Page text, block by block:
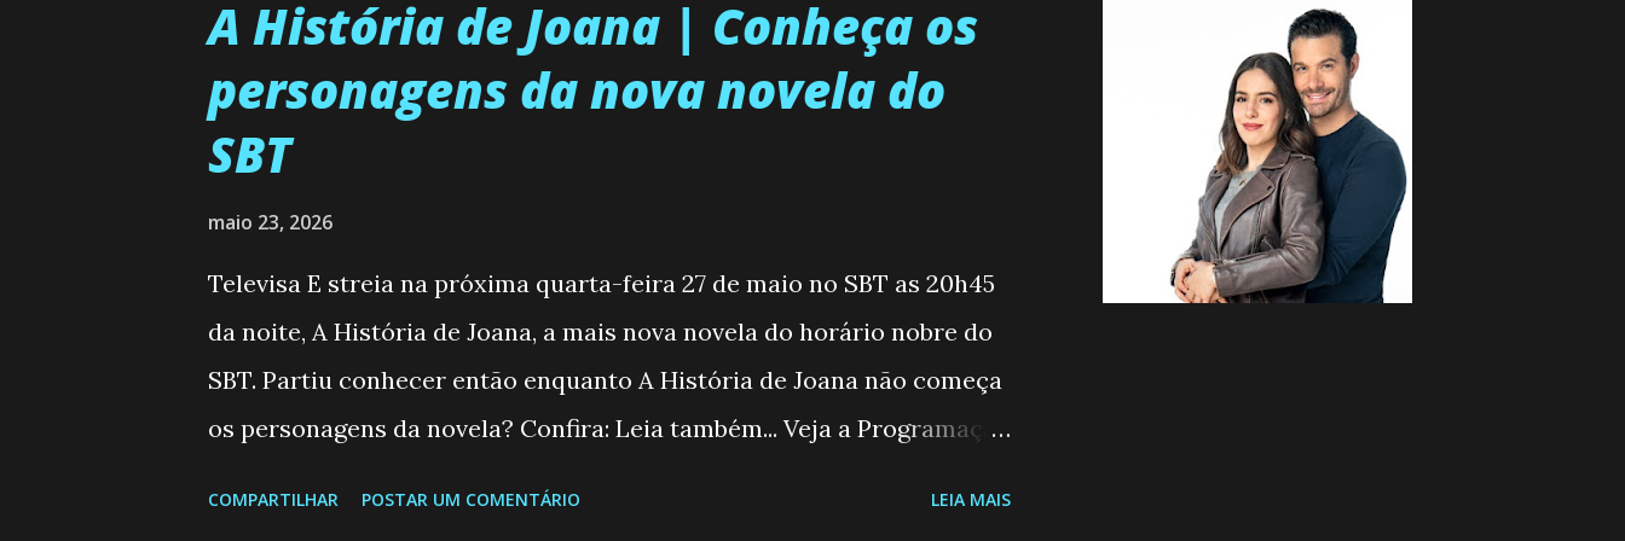
A História de Joana | Conheça os
personagens da nova novela do
SBT
maio 23, 2026
Televisa E streia na próxima quarta-feira 27 de maio no SBT as 20h45
da noite, A História de Joana, a mais nova novela do horário nobre do
SBT. Partiu conhecer então enquanto A História de Joana não começa
os personagens da novela? Confira: Leia também... Veja a Programação
COMPARTILHAR POSTAR UM COMENTÁRIO LEIA MAIS